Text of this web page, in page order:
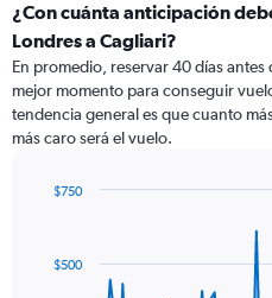
¿Con cuánta anticipación
Londres a Cagliari?
En promedio, reservar 40 días antes
mejor momento para conseguir
tendencia general es que cuanto
más caro será el vuelo.
data
$500
$750